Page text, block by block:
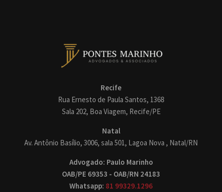
Recife
Rua Ernesto de Paula Santos, 1368
Sala 202, Boa Viagem, Recife/PE
Natal
Av. Antônio Basílio, 3006, sala 501, Lagoa Nova , Natal/RN
Advogado: Paulo Marinho
OAB/PE 69353 - OAB/RN 24183
Whatsapp: 81 99329.1296